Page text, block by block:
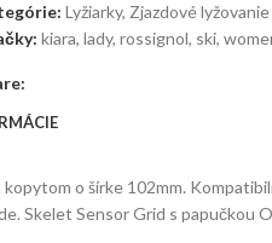
Lyžiarky, Zjazdové lyžovanie
kiara, lady, rossignol, ski,
o šírke 102mm.
Skelet Sensor Grid s papučkou